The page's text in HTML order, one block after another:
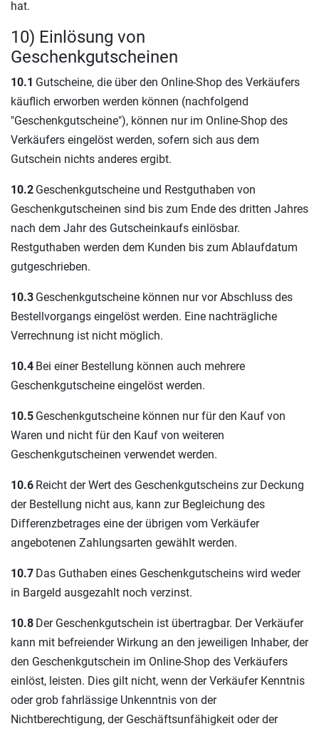
hat.
10) Einlösung von
Geschenkgutscheinen
10.1 Gutscheine, die über den Online-Shop des Verkäufers
käuflich erworben werden können (nachfolgend
"Geschenkgutscheine"), können nur im Online-Shop des
Verkäufers eingelöst werden, sofern sich aus dem
Gutschein nichts anderes ergibt.
10.2 Geschenkgutscheine und Restguthaben von
Geschenkgutscheinen sind bis zum Ende des dritten Jahres
nach dem Jahr des Gutscheinkaufs einlösbar.
Restguthaben werden dem Kunden bis zum Ablaufdatum
gutgeschrieben.
10.3 Geschenkgutscheine können nur vor Abschluss des
Bestellvorgangs eingelöst werden. Eine nachträgliche
Verrechnung ist nicht möglich.
10.4 Bei einer Bestellung können auch mehrere
Geschenkgutscheine eingelöst werden.
10.5 Geschenkgutscheine können nur für den Kauf von
Waren und nicht für den Kauf von weiteren
Geschenkgutscheinen verwendet werden.
10.6 Reicht der Wert des Geschenkgutscheins zur Deckung
der Bestellung nicht aus, kann zur Begleichung des
Differenzbetrages eine der übrigen vom Verkäufer
angebotenen Zahlungsarten gewählt werden.
10.7 Das Guthaben eines Geschenkgutscheins wird weder
in Bargeld ausgezahlt noch verzinst.
10.8 Der Geschenkgutschein ist übertragbar. Der Verkäufer
kann mit befreiender Wirkung an den jeweiligen Inhaber, der
den Geschenkgutschein im Online-Shop des Verkäufers
einlöst, leisten. Dies gilt nicht, wenn der Verkäufer Kenntnis
oder grob fahrlässige Unkenntnis von der
Nichtberechtigung, der Geschäftsunfähigkeit oder der